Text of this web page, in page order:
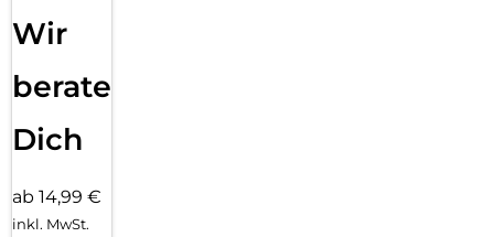
Wir
beraten
Dich
ab 14,99 €
inkl. MwSt.